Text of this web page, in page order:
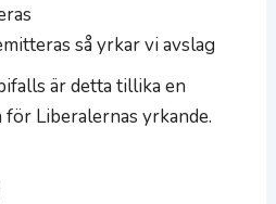
så yrkar vi avslag
är detta tillika en
Liberalernas yrkande.
(L)